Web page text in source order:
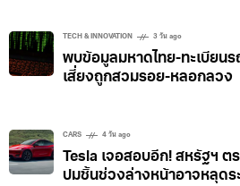
TECH & INNOVATION 3 วัน ago
พบข้อมูลมหาดไทย-ทะเบียน
เสี่ยงถูกสวมรอย-หลอกลวง
CARS 4 วัน ago
Tesla เจอสอบอีก! สหรัฐฯ ต
ปมชิ้นช่วงล่างหน้าอาจหลุดร